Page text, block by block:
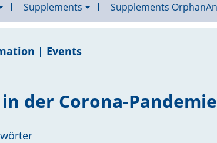
Supplements Supplements
| Events
der Corona-Pandemie